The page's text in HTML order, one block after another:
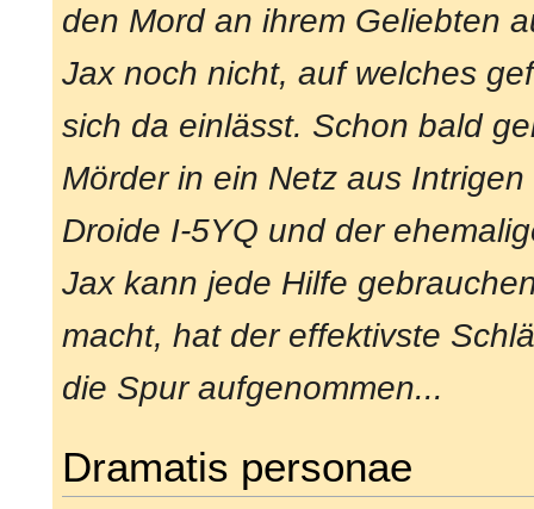
den Mord an ihrem Geliebten
Jax noch nicht, auf welches
sich da einlässt. Schon bald
Mörder in ein Netz aus
Droide I-5YQ und der
Jax kann jede Hilfe
macht, hat der effektivste
die Spur aufgenommen...
Dramatis personae